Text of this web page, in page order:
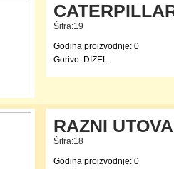
Šifra:19
Godina proizvodnje: 0
Gorivo: DIZEL
RAZNI
Šifra:18
Godina proizvodnje: 0